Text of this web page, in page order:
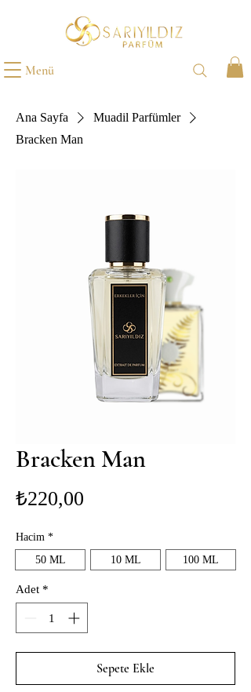
Menü
Ana Sayfa
Muadil Parfümler
Bracken Man
Bracken Man
₺220,00
Hacim *
50 ML
10 ML 100 ML
Adet *
Sepete Ekle